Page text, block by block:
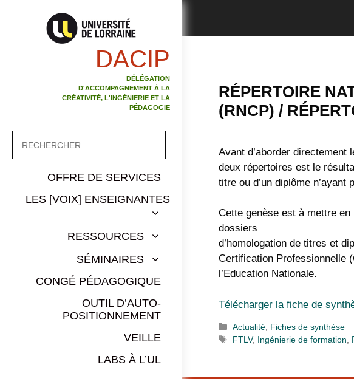
Aller
contenu
DACIP
DÉLÉGATION
D'ACCOMPAGNEMENT À LA
CRÉATIVITÉ, L'INGÉNIERIE ET LA
PÉDAGOGIE
OFFRE DE SERVICES
LES [VOIX] ENSEIGNANTES
RESSOURCES
SÉMINAIRES
CONGÉ PÉDAGOGIQUE
OUTIL D’AUTO-
POSITIONNEMENT
VEILLE
LABS À L’UL
RÉPERTOIRE
(RNCP) /
Avant d’aborder directement
deux répertoires est le
titre ou d’un diplôme n’ayant
Cette genèse est à mettre en
dossiers
d’homologation de titres et
Certification Professionnelle
l’Education Nationale.
Télécharger la fiche de
Catégories
Actualité Fiches de synthèse
Étiquettes
FTLV, Ingénierie de formation